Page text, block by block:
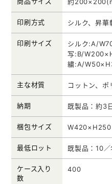
印刷方式 シルク、昇華
印刷サイズ
シルク:A/
写:B/
繍:A/
主な材質 コットン、ポ
納期 既製品：約3
梱包サイズ
最低ロット 既製品：10
ケース入り
数
400